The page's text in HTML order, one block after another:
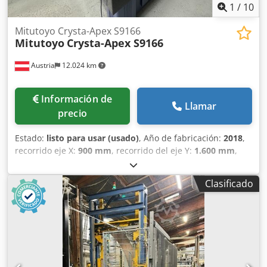
1 / 10
Austria 12.024 km
Mitutoyo Crysta-Apex S9166
Mitutoyo Crysta-Apex S9166
Información de
precio
Llamar
Estado: listo para usar (usado), Año de fabricación: 2018,
recorrido eje X: 900 mm, recorrido del eje Y: 1.600 mm,
, peso total:
de ejes:3, Este Mitutoyo Crysta-Apex S9166 de 3 ejes se
fabricó en 2018. Cuenta con un amplio rango de medición
con eje X a 900 mm, eje Y a 1600 mm y eje Z a 600 mm.
Equipada con control CNC y software MCOSMOS-3 CNC V4,
incluye un cabezal de sonda de indexado Renishaw
PH10MQP R2 y un sistema de sonda de exploración SP25M.
El equipamiento adicional incluye sistemas de fijación de
MMC eco-fix y un cable de alimentación CEE de alta
Clasificado